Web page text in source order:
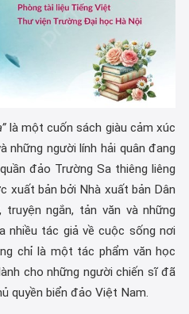
là một cuốn sách giàu cảm xúc
những người lính hải quân đang
đảo Trường Sa thiêng liêng
xuất bản bởi Nhà xuất bản Dân
ngắn, tản văn và những
nhiều tác giả về cuộc sống nơi
chỉ là một tác phẩm văn học
cho những người chiến sĩ đã
quyền biển đảo Việt Nam.